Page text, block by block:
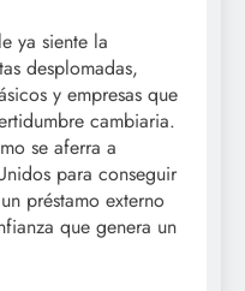
ya siente la
desplomadas,
y empresas que
cambiaria.
se aferra a
para conseguir
préstamo externo
que genera un